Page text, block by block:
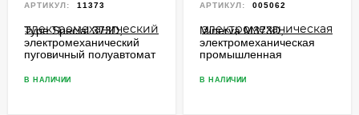
АРТИКУЛ: 11373
Type Special 373D,
электромеханический
пуговичный полуавтомат
В НАЛИЧИИ
АРТИКУЛ: 005062
Minerva M373D,
электромеханическая
промышленная
цепного стежка
В НАЛИЧИИ